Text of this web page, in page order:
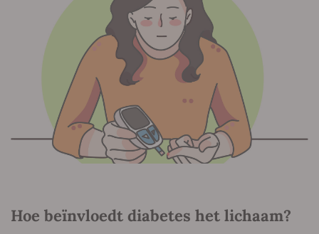
Hoe beïnvloedt diabetes het lichaam?